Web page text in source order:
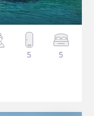
5 5